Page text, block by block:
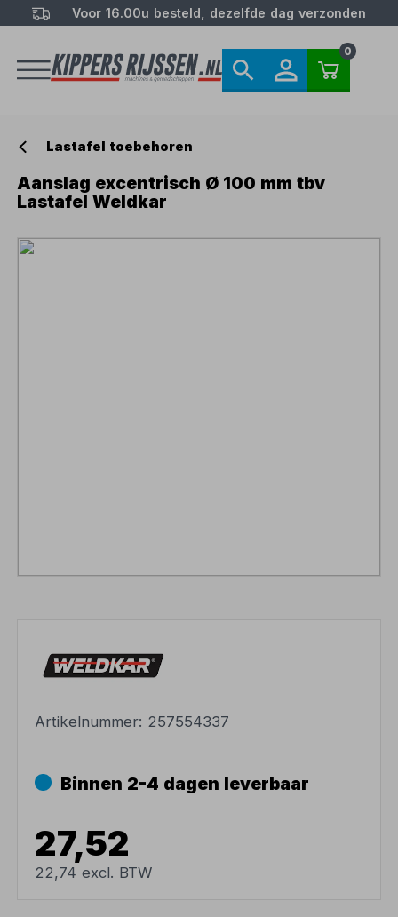
Voor 16.00u besteld, dezelfde dag verzonden
0
Lastafel toebehoren
Aanslag excentrisch Ø 100 mm tbv
Lastafel Weldkar
Artikelnummer: 257554337
Binnen 2-4 dagen leverbaar
27,52
22,74 excl. BTW